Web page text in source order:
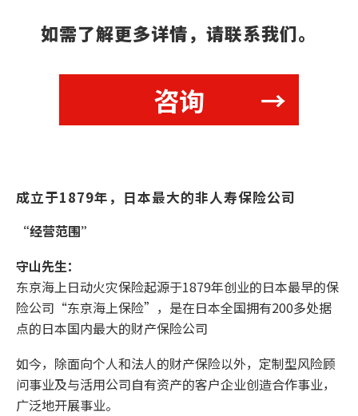
如需了解更多详情，请联系我们。
咨询
成立于1879年，日本最大的非人寿保险公司
“经营范围”
守山先生：
东京海上日动火灾保险起源于1879年创业的日本最早的保
险公司“东京海上保险”，是在日本全国拥有200多处据
点的日本国内最大的财产保险公司
如今，除面向个人和法人的财产保险以外，定制型风险顾
问事业及与活用公司自有资产的客户企业创造合作事业，
广泛地开展事业。